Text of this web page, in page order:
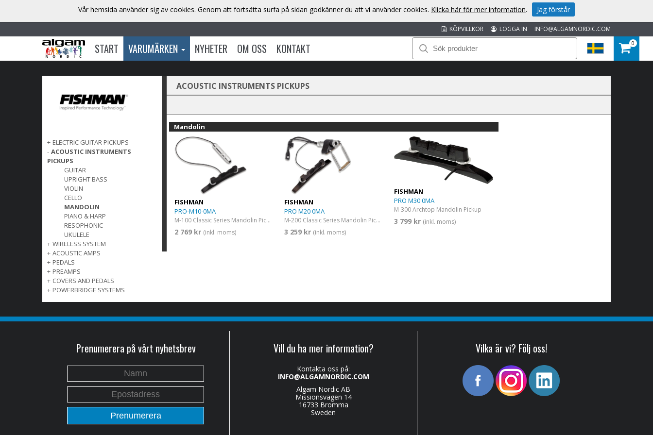
INFO@ALGAMNORDIC.COM
LOGGA IN
KÖPVILLKOR
START VARUMÄRKEN NYHETER OM OSS KONTAKT 0
+ ELECTRIC GUITAR PICKUPS
- ACOUSTIC INSTRUMENTS
PICKUPS
GUITAR
UPRIGHT BASS
VIOLIN
CELLO
MANDOLIN
PIANO & HARP
RESOPHONIC
UKULELE
+ WIRELESS SYSTEM
+ ACOUSTIC AMPS
+ PEDALS
+ PREAMPS
+ COVERS AND PEDALS
+ POWERBRIDGE SYSTEMS
ACOUSTIC INSTRUMENTS PICKUPS
Mandolin
FISHMAN
PRO-M10-0MA
M-100 Classic Series Mandolin Pickup
2 769 kr (inkl. moms)
FISHMAN
PRO M20 0MA
M-200 Classic Series Mandolin Pickup
3 259 kr (inkl. moms)
FISHMAN
PRO M30 0MA
M-300 Archtop Mandolin Pickup
3 799 kr (inkl. moms)
Prenumerera på vårt nyhetsbrev Vill du ha mer information?
Kontakta oss på:
INFO@ALGAMNORDIC.COM
Algam Nordic AB
Missionsvägen 14
16733 Bromma
Sweden
Vilka är vi? Följ oss!
Vår hemsida använder sig av cookies. Genom att fortsätta surfa på sidan godkänner du att vi använder cookies. Klicka här för mer information. Jag förstår